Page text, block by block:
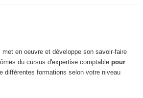
en oeuvre et développe son savoir-faire
du cursus d'expertise comptable pour
différentes formations selon votre niveau